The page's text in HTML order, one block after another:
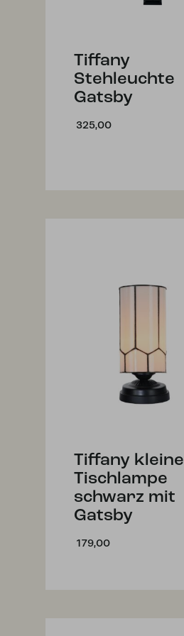
Tiffany
Stehleuchte
Gatsby
325,00
Tiffany kleine
Tischlampe
schwarz mit
Gatsby
179,00